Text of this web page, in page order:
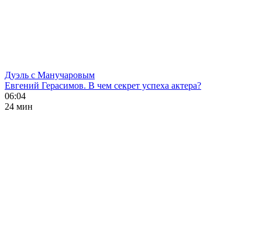
Дуэль с Манучаровым
Евгений Герасимов. В чем секрет успеха актера?
06:04
24 мин